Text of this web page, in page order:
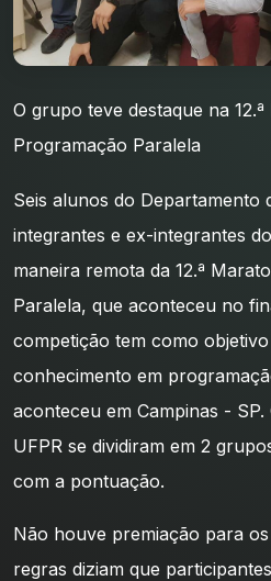
O grupo teve destaque na
Programação Paralela
Seis alunos do Departamento
integrantes e ex-integrantes
maneira remota da 12.ª
Paralela, que aconteceu no
competição tem como
conhecimento em
aconteceu em Campinas -
UFPR se dividiram em 2
com a pontuação.
Não houve premiação para
regras diziam que